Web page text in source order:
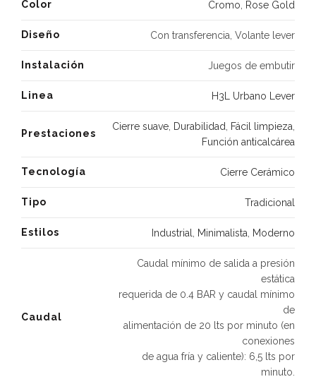
Color Cromo Rose Gold
Diseño Con transferencia, Volante lever
Instalación Juegos de embutir
Linea H3L Urbano Lever
Prestaciones
Cierre suave Durabilidad Fácil limpieza
Función anticalcárea
Tecnología Cierre Cerámico
Tipo Tradicional
Estilos Industrial Minimalista Moderno
Caudal
Caudal mínimo de salida a presión
estática
requerida de 0.4 BAR y caudal mínimo
de
alimentación de 20 lts por minuto (en
conexiones
de agua fría y caliente): 6,5 lts por
minuto.